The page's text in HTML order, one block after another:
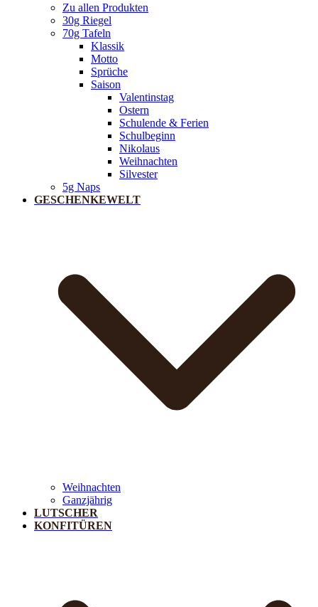
Zu allen Produkten
30g Riegel
70g Tafeln
Klassik
Motto
Sprüche
Saison
Valentinstag
Ostern
Schulende & Ferien
Schulbeginn
Nikolaus
Weihnachten
Silvester
5g Naps
GESCHENKEWELT
Weihnachten
Ganzjährig
LUTSCHER
KONFITÜREN